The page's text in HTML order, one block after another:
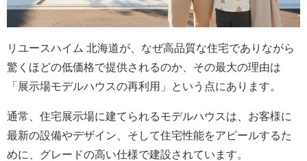
リユースハイム 北海道が、なぜ高品質な住宅でありながら
驚くほどの低価格で提供されるのか、その最大の理由は
「展示場モデルハウスの再利用」という点にあります。
通常、住宅展示場に建てられるモデルハウスは、お客様に
最新の設備やデザイン、そして住宅性能をアピールするた
めに、グレードの高い仕様で建設されています。